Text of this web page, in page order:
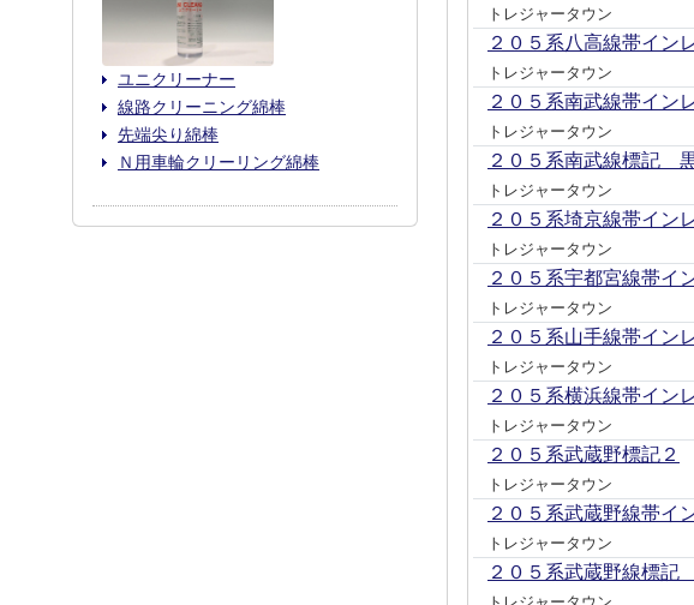
トレジャータウン
２０５系八高線帯イン
トレジャータウン
２０５系南武線帯イン
トレジャータウン
２０５系南武線標記
トレジャータウン
２０５系埼京線帯イン
トレジャータウン
２０５系宇都宮線帯イ
トレジャータウン
２０５系山手線帯イン
トレジャータウン
２０５系横浜線帯イン
トレジャータウン
２０５系武蔵野標記２
トレジャータウン
２０５系武蔵野線帯イ
トレジャータウン
２０５系武蔵野線標
ユニクリーナー
線路クリーニング綿棒
先端尖り綿棒
Ｎ用車輪クリーリング綿棒